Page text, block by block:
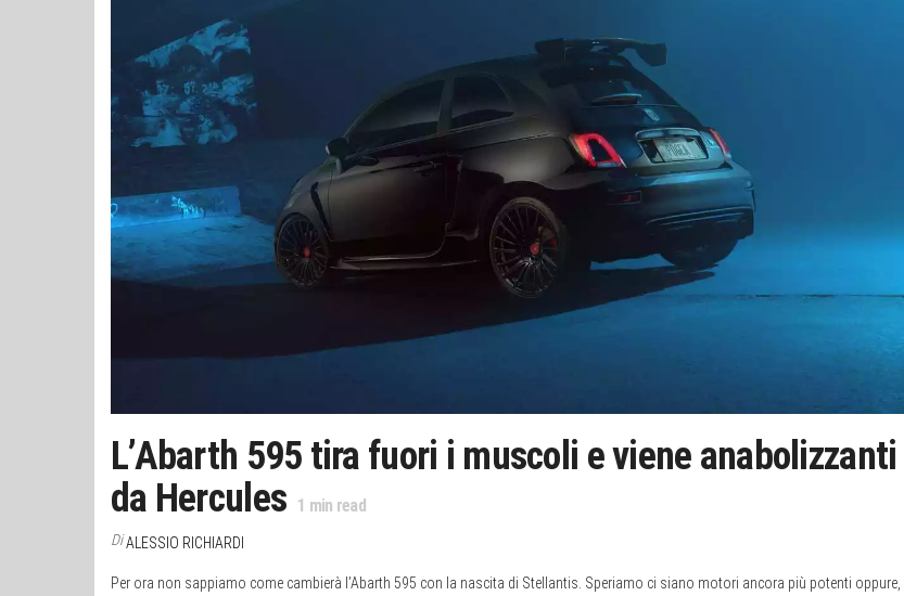
L’Abarth 595 tira fuori i muscoli e viene anabolizzanti
da Hercules 1 min read
DiALESSIO RICHIARDI
Per ora non sappiamo come cambierà l’Abarth 595 con la nascita di Stellantis. Speriamo ci siano motori ancora più potenti oppure,